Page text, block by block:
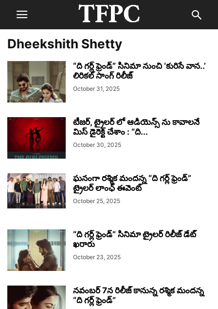
Dheekshith Shetty
“ది గర్ల్ ఫ్రెండ్” సినిమా నుంచి ‘కురిసే వాన..’
లిరికల్ సాంగ్ రిలీజ్
October 31, 2025
టీజర్, ట్రైలర్ లో ఆడియెన్స్ ను కావాలనే
మిస్ డైరెక్ట్ చేశాం : “ది...
October 30, 2025
ఘనంగా రశ్మిక మందన్న “ది గర్ల్ ఫ్రెండ్”
ట్రైలర్ లాంఛ్ ఈవెంట్
October 25, 2025
“ది గర్ల్ ఫ్రెండ్” సినిమా ట్రైలర్ రిలీజ్ డేట్
ఖరారు
October 23, 2025
నవంబర్ 7న రిలీజ్ కానున్న రశ్మిక మందన్న
“ది గర్ల్ ఫ్రెండ్”